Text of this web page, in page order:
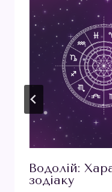
Водолій:
зодіаку